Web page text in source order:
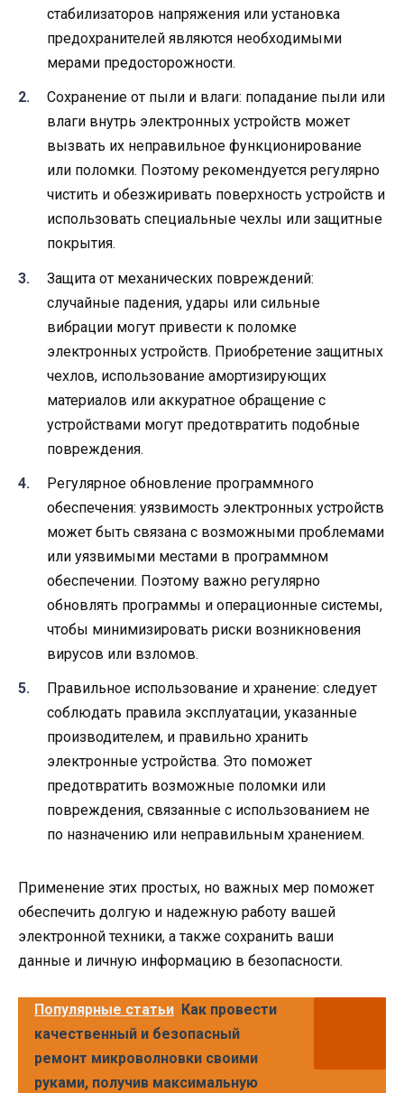
стабилизаторов напряжения или установка
предохранителей являются необходимыми
мерами предосторожности.
Сохранение от пыли и влаги: попадание пыли или
влаги внутрь электронных устройств может
вызвать их неправильное функционирование
или поломки. Поэтому рекомендуется регулярно
чистить и обезжиривать поверхность устройств и
использовать специальные чехлы или защитные
покрытия.
Защита от механических повреждений:
случайные падения, удары или сильные
вибрации могут привести к поломке
электронных устройств. Приобретение защитных
чехлов, использование амортизирующих
материалов или аккуратное обращение с
устройствами могут предотвратить подобные
повреждения.
Регулярное обновление программного
обеспечения: уязвимость электронных устройств
может быть связана с возможными проблемами
или уязвимыми местами в программном
обеспечении. Поэтому важно регулярно
обновлять программы и операционные системы,
чтобы минимизировать риски возникновения
вирусов или взломов.
Правильное использование и хранение: следует
соблюдать правила эксплуатации, указанные
производителем, и правильно хранить
электронные устройства. Это поможет
предотвратить возможные поломки или
повреждения, связанные с использованием не
по назначению или неправильным хранением.
Применение этих простых, но важных мер поможет
обеспечить долгую и надежную работу вашей
электронной техники, а также сохранить ваши
данные и личную информацию в безопасности.
Популярные статьи Как провести
качественный и безопасный
ремонт микроволновки своими
руками, получив максимальную